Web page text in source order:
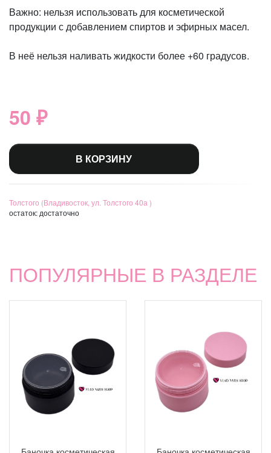
Важно: нельзя использовать для косметической
продукции с добавлением спиртов и эфирных масел.
В неё нельзя наливать жидкости более +60 градусов.
50 ₽
В КОРЗИНУ
Толстого (Владивосток, ул. Толстого 40а )
остаток: достаточно
ПОПУЛЯРНЫЕ В РАЗДЕЛЕ